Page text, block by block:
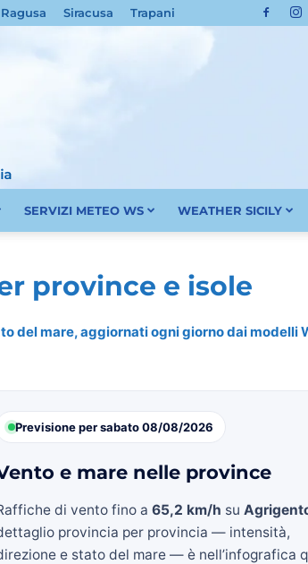
Ragusa Siracusa Trapani
SERVIZI METEO WS WEATHER SICILY
province e isole
del mare, aggiornati ogni giorno dai modelli
Previsione per sabato 08/08/2026
e mare nelle province
di vento fino a 65,2 km/h su
provincia per provincia — intensità,
e stato del mare — è nell’infografica